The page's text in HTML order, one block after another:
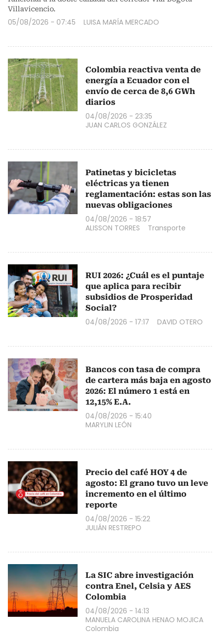
Villavicencio.
05/08/2026 - 07:45 LUISA MARÍA MERCADO
Colombia reactiva venta de
energía a Ecuador con el
envío de cerca de 8,6 GWh
diarios
04/08/2026 - 23:35
JUAN CARLOS GONZÁLEZ
Patinetas y bicicletas
eléctricas ya tienen
reglamentación: estas son las
nuevas obligaciones
04/08/2026 - 18:57
ALISSON TORRES
Transporte
RUI 2026: ¿Cuál es el puntaje
que aplica para recibir
subsidios de Prosperidad
Social?
04/08/2026 - 17:17 DAVID OTERO
Bancos con tasa de compra
de cartera más baja en agosto
2026: El número 1 está en
12,15% E.A.
04/08/2026 - 15:40
MARYLIN LEÓN
Precio del café HOY 4 de
agosto: El grano tuvo un leve
incremento en el último
reporte
04/08/2026 - 15:22
JULIÁN RESTREPO
La SIC abre investigación
contra Enel, Celsia y AES
Colombia
04/08/2026 - 14:13
MANUELA CAROLINA HENAO MOJICA
Colombia